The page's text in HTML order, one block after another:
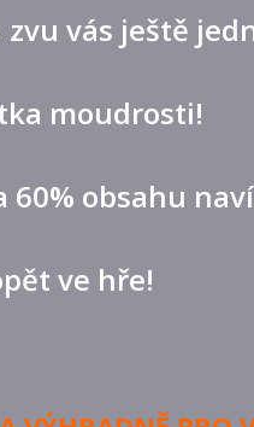
vás ještě
moudrosti!
obsahu
ve hře!